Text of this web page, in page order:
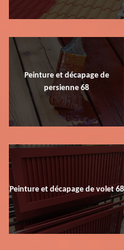
Peinture et décapage de
persienne 68
Peinture et décapage de volet 68